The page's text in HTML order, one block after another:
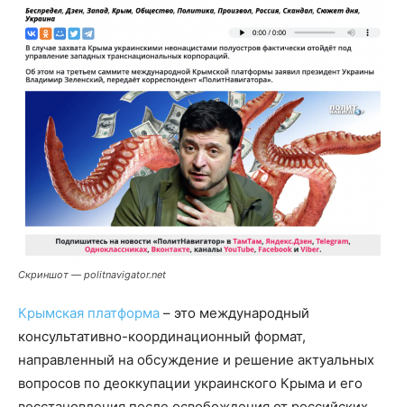
Скриншот — politnavigator.net
Крымская платформа – это международный
консультативно-координационный формат,
направленный на обсуждение и решение актуальных
вопросов по деоккупации украинского Крыма и его